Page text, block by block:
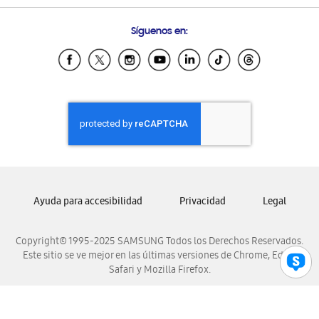
Samsung Ecuador
Samsung El Salvador
Samsung Honduras
Samsung Nicaragua
Samsung Panamá
Samsung Venezuela
Síguenos en:
Copyright© 1995-2025 SAMSUNG Todos los Derechos Reservados.
Este sitio se ve mejor en las últimas versiones de Chrome, Edge,
Safari y Mozilla Firefox.
Ayuda para accesibilidad Privacidad Legal